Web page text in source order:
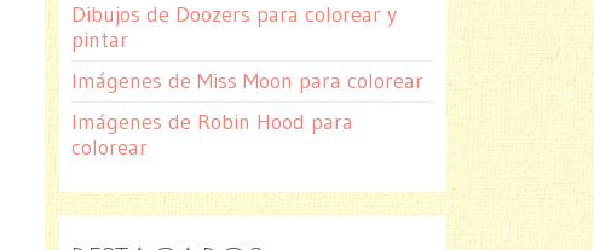
Dibujos de Doozers para colorear y
pintar
Imágenes de Miss Moon para colorear
Imágenes de Robin Hood para
colorear